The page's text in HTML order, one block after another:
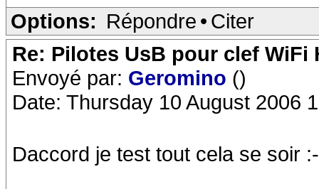
Options: Répondre • Citer
Re: Pilotes UsB pour clef WiFi
Envoyé par: Geromino ()
Date: Thursday 10 August 2006
Daccord je test tout cela se soir